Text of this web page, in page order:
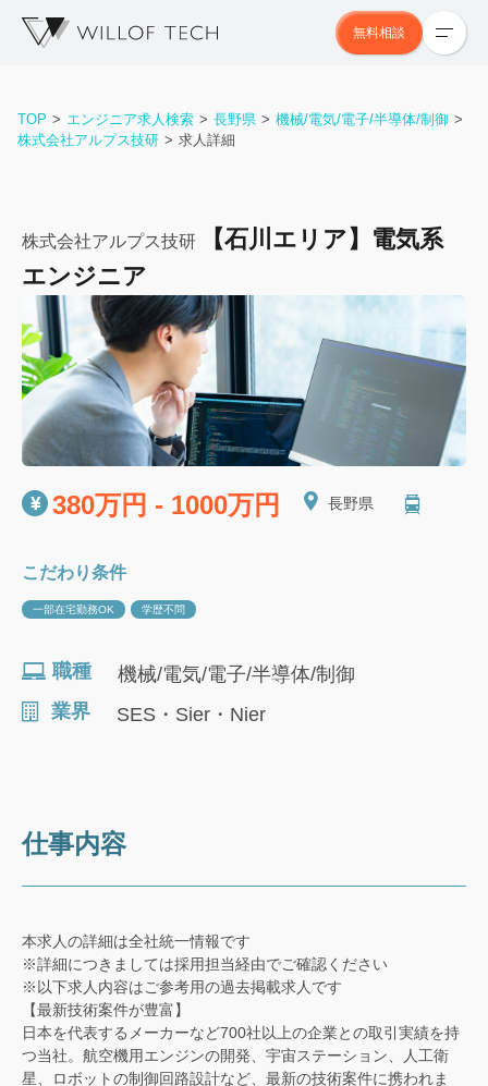
無料相談
TOP エンジニア求人検索 長野県
機械/電気/電子/半導体/制御
株式会社アルプス技研
求人詳細
株式会社アルプス技研
【石川エリア】電気系
エンジニア
380万円 - 1000万円 長野県
こだわり条件
一部在宅勤務OK 学歴不問
職種
機械/電気/電子/半導体/制御
業界
SES・Sier・Nier
仕事内容
本求人の詳細は全社統一情報です
※詳細につきましては採用担当経由でご確認ください
※以下求人内容はご参考用の過去掲載求人です
【最新技術案件が豊富】
日本を代表するメーカーなど700社以上の企業との取引実績を持
つ当社。航空機用エンジンの開発、宇宙ステーション、人工衛
星、ロボットの制御回路設計など、最新の技術案件に携われま